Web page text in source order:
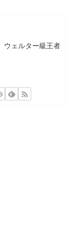
ウェルター級王者